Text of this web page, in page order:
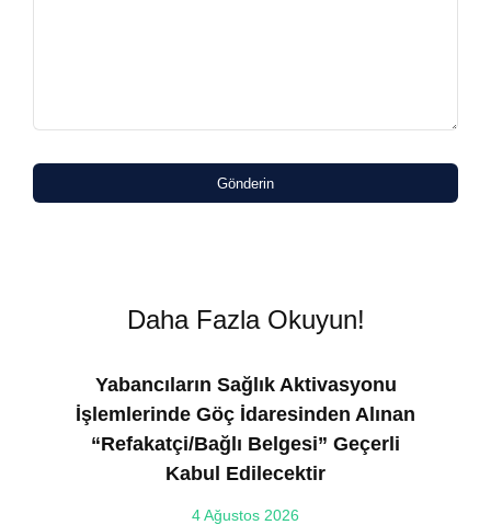
Gönderin
Daha Fazla Okuyun!
Yabancıların Sağlık Aktivasyonu
İşlemlerinde Göç İdaresinden Alınan
“Refakatçi/Bağlı Belgesi” Geçerli
Kabul Edilecektir
4 Ağustos 2026